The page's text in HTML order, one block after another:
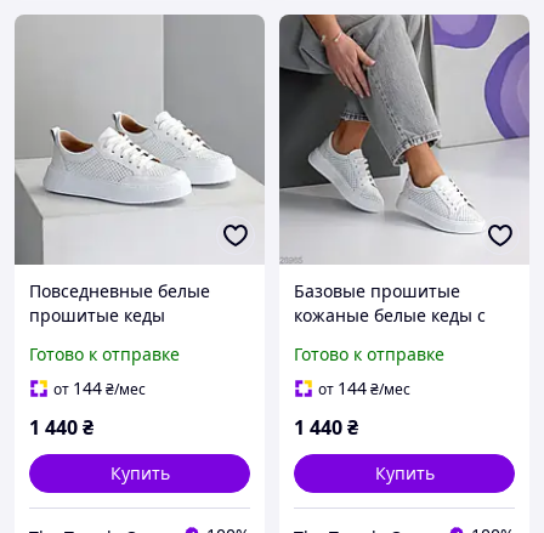
Повседневные белые
прошитые кеды
натуральная кожа
Готово к отправке
от 144₴/мес
1 440₴
Купить
Базовые прошитые
кожаные белые кеды с
Готово к отправке
от 144₴/мес
1 440₴
Купить